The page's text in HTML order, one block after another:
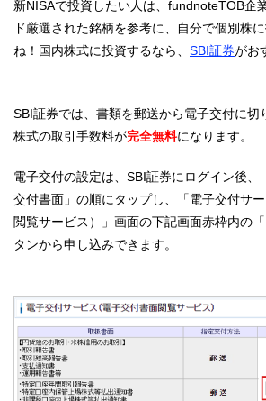
新NISAで投資したい人は、fundnoteTOB企
ド厳選された銘柄を参考に、自分で個別株
ね！国内株式に投資するなら、 SBI証券がお
SBI証券では、書類を郵送から電子交付に切
株式の取引手数料が完全無料になります。
電子交付の設定は、SBI証券にログイン後、
交付書面」の順にタップし、「電子交付サ
閲覧サービス）」画面の下記画面赤枠内の
タンから申し込みできます。